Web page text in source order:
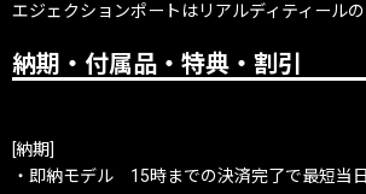
エジェクションポートはリアルディティールの
納期・付属品・特典・割引
[納期]
・即納モデル 15時までの決済完了で最短当日